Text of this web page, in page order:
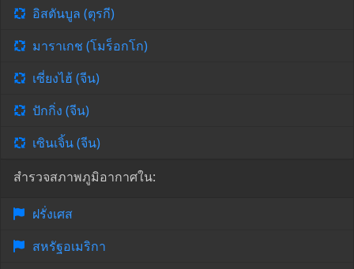
อิสตันบูล (ตุรกี)
มาราเกช (โมร็อกโก)
เซี่ยงไฮ้ (จีน)
ปักกิ่ง (จีน)
เซินเจิ้น (จีน)
สำรวจสภาพภูมิอากาศใน:
ฝรั่งเศส
สหรัฐอเมริกา